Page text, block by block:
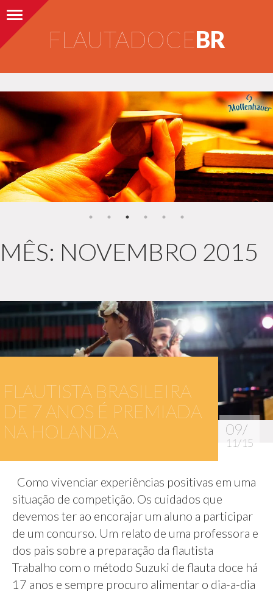
Alternar navegação
FLAUTADOCEBR
MÊS: NOVEMBRO 2015
FLAUTISTA BRASILEIRA
DE 7 ANOS É PREMIADA
NA HOLANDA
09/
11/15
Como vivenciar experiências positivas em uma
situação de competição. Os cuidados que
devemos ter ao encorajar um aluno a participar
de um concurso. Um relato de uma professora e
dos pais sobre a preparação da flautista
Trabalho com o método Suzuki de flauta doce há
17 anos e sempre procuro alimentar o dia-a-dia